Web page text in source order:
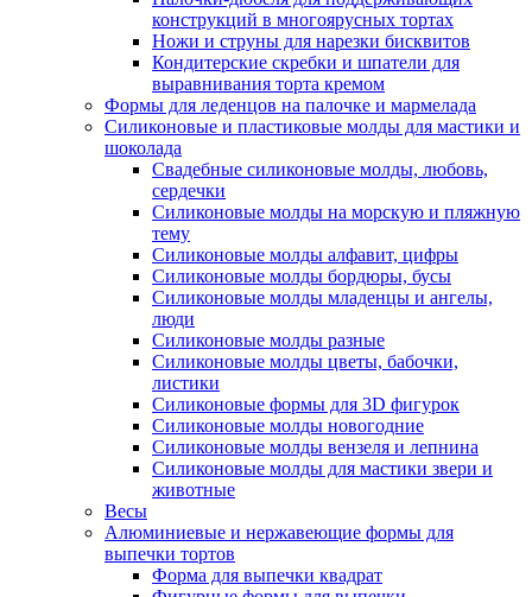
конструкций в многоярусных тортах
Ножи и струны для нарезки бисквитов
Кондитерские скребки и шпатели для
выравнивания торта кремом
Формы для леденцов на палочке и мармелада
Силиконовые и пластиковые молды для мастики и
шоколада
Свадебные силиконовые молды, любовь,
сердечки
Силиконовые молды на морскую и пляжную
тему
Силиконовые молды алфавит, цифры
Силиконовые молды бордюры, бусы
Силиконовые молды младенцы и ангелы,
люди
Силиконовые молды разные
Силиконовые молды цветы, бабочки,
листики
Силиконовые формы для 3D фигурок
Силиконовые молды новогодние
Силиконовые молды вензеля и лепнина
Силиконовые молды для мастики звери и
животные
Весы
Алюминиевые и нержавеющие формы для
выпечки тортов
Форма для выпечки квадрат